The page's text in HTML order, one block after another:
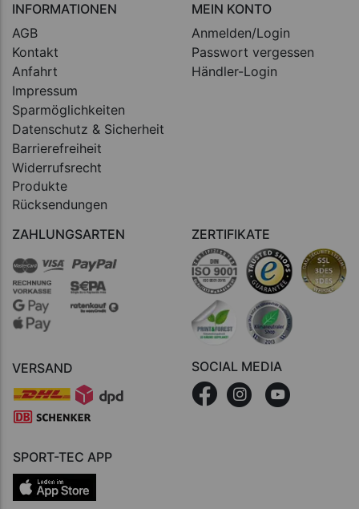
INFORMATIONEN
AGB
Kontakt
Anfahrt
Impressum
Sparmöglichkeiten
Datenschutz & Sicherheit
Barrierefreiheit
Widerrufsrecht
Produkte
Rücksendungen
MEIN KONTO
Anmelden/Login
Passwort vergessen
Händler-Login
ZAHLUNGSARTEN
VERSAND
ZERTIFIKATE
SOCIAL MEDIA
SPORT-TEC APP